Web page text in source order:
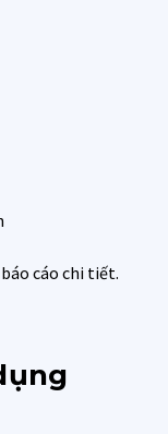
cáo chi tiết.